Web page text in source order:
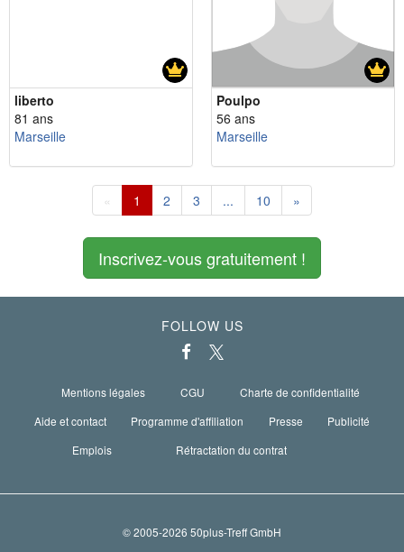
liberto
81 ans
Marseille
Poulpo
56 ans
Marseille
« 1 2 3 ... 10 »
Inscrivez-vous gratuitement !
FOLLOW US
Mentions légales CGU
Charte de confidentialité
Aide et contact
Programme d'affiliation Presse
Publicité
Emplois
Rétractation du contrat
© 2005-2026 50plus-Treff GmbH